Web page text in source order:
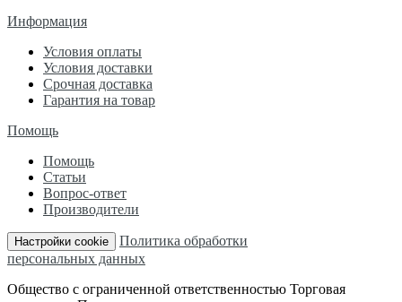
Информация
Условия оплаты
Условия доставки
Срочная доставка
Гарантия на товар
Помощь
Помощь
Статьи
Вопрос-ответ
Производители
Настройки cookie
Политика обработки
персональных данных
Общество с ограниченной ответственностью Торговая